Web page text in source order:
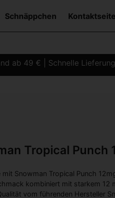
Schnäppchen Kontaktseite
ab 49 € | Schnelle Lieferung
Tropical Punch
mit Snowman Tropical Punch
kombiniert mit starkem 12
vom führenden Hersteller